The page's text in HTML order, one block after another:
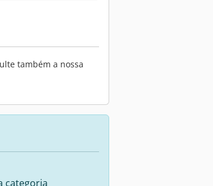
também a nossa
categoria